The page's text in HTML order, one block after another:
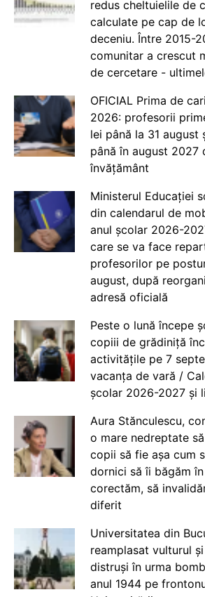
redus cheltuielile de
calculate pe cap de
deceniu. Între 2015-
comunitar a crescut
de cercetare -
OFICIAL Prima de
2026: profesorii
lei până la 31
până în august 2027
învățământ
Ministerul Educației
din calendarul de
anul școlar 2026-
care se va face
profesorilor pe
august, după
adresă oficială
Peste o lună începe
copiii de grădiniță
activitățile pe 7
vacanța de vară /
școlar 2026-2027 și
Aura Stănculescu,
o mare nedreptate
copii să fie așa cum
dornici să îi băgăm
corectăm, să
diferit
Universitatea din
reamplasat vulturul
distruși în urma
anul 1944 pe